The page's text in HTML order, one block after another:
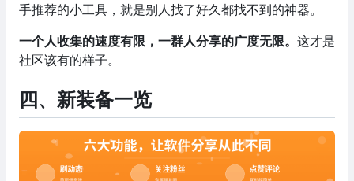
手推荐的小工具，就是别人找了好久都找不到的神器。
一个人收集的速度有限，一群人分享的广度无限。 这才是
社区该有的样子。
四、新装备一览